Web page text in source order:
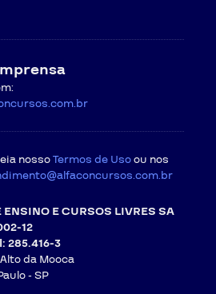
nossoTermos de Usoou nos
E CURSOS LIVRES SA
12
285.416-3
da Mooca
- SP